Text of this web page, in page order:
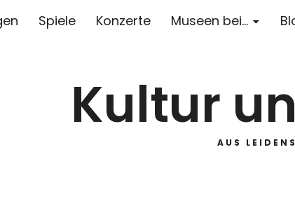
Spiele Konzerte Museen bei…
Kultur
AUS